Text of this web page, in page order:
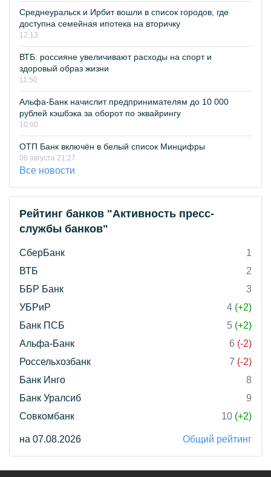
Среднеуральск и Ирбит вошли в список городов, где
доступна семейная ипотека на вторичку
12:13
ВТБ: россияне увеличивают расходы на спорт и
здоровый образ жизни
11:50
Альфа-Банк начислит предпринимателям до 10 000
рублей кэшбэка за оборот по эквайрингу
10:00
ОТП Банк включён в белый список Минцифры
06 августа 21:27
Все новости
Рейтинг банков "Активность пресс-
службы банков"
СберБанк
1
ВТБ
2
ББР Банк
3
УБРиР
4 (+2)
Банк ПСБ
5 (+2)
Альфа-Банк
6 (-2)
Россельхозбанк
7 (-2)
Банк Инго
8
Банк Уралсиб
9
Совкомбанк
10 (+2)
на 07.08.2026 Общий рейтинг